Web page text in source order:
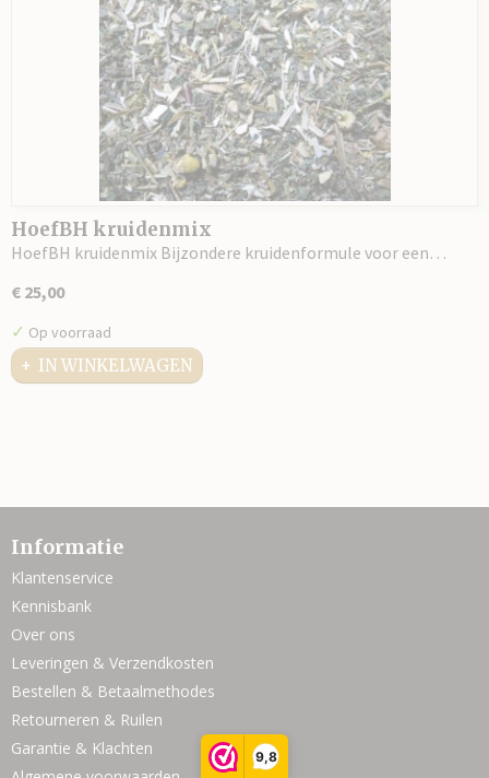
9,8
HoefBH kruidenmix
HoefBH kruidenmix Bijzondere kruidenformule voor een…
€ 25,00
✓ Op voorraad
IN WINKELWAGEN
Informatie
Klantenservice
Kennisbank
Over ons
Leveringen & Verzendkosten
Bestellen & Betaalmethodes
Retourneren & Ruilen
Garantie & Klachten